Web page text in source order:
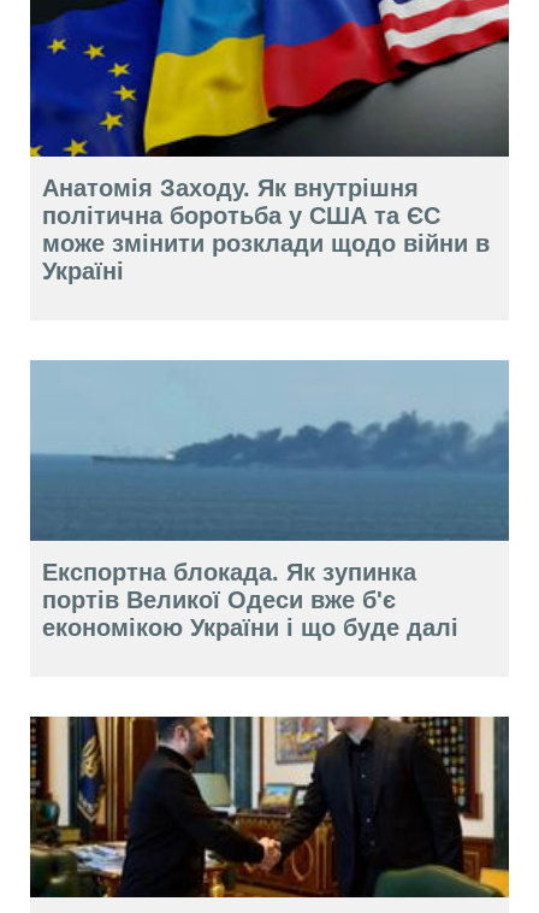
Анатомія Заходу. Як внутрішня
політична боротьба у США та ЄС
може змінити розклади щодо війни в
Україні
Експортна блокада. Як зупинка
портів Великої Одеси вже б'є
економікою України і що буде далі